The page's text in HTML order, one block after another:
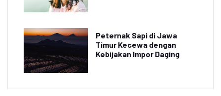
Peternak Sapi di Jawa
Timur Kecewa dengan
Kebijakan Impor Daging